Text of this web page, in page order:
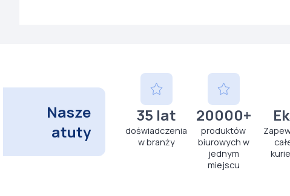
Nasze
atuty
35 lat
doświadczenia
w branży
20000+
produktów
biurowych w
jednym
miejscu